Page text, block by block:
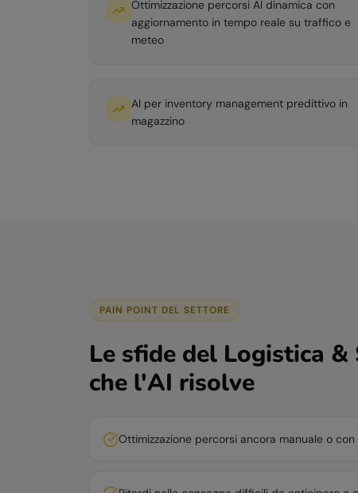
Ottimizzazione percorsi AI dinamica con
aggiornamento in tempo reale su traffico e
meteo
AI per inventory management predittivo in
magazzino
PAIN POINT DEL SETTORE
Le sfide del Logistica &
che l'AI risolve
Ottimizzazione percorsi ancora manuale o